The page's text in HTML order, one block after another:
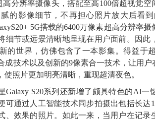
高分辨率摄像头，搭配至高100倍超视觉
的影像细节，不再担心照片放大后看
5G搭载的6400万像素超高分辨率
细节或远景清晰地呈现在用户面前。因此
的世界，仿佛包含了一本影集。得益于
成技术以及创新的9像素合一技术，让用
使照片更加明亮清晰，重现超清夜色。
Galaxy S20系列还新增了颇具特色的AI一
可通过人工智能技术同步拍摄出包括长达
、效果的照片。如此一来，当用户在记录